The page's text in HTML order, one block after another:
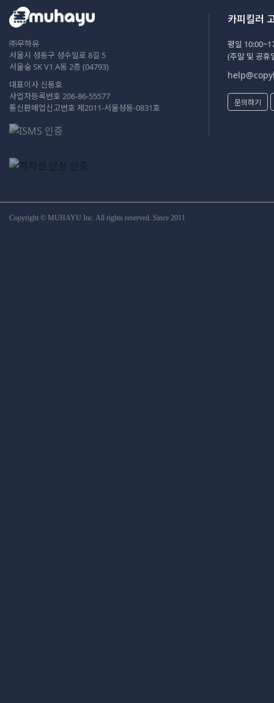
㈜무하유
서울시 성동구 성수일로 8길 5
서울숲 SK V1 A동 2층 (04793)
대표이사 신동호
사업자등록번호 206-86-55577
통신판매업신고번호 제2011-서울성동-0831호
카피킬러
평일
(주말 및 공휴
문의하기
Copyright © MUHAYU Inc. All rights reserved. Since 2011